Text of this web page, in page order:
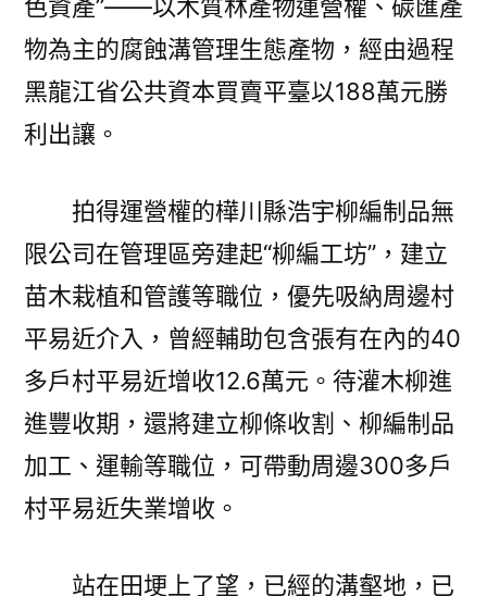
色資產”——以木質林產物運營權、碳匯產
物為主的腐蝕溝管理生態產物，經由過程
黑龍江省公共資本買賣平臺以188萬元勝
利出讓。
拍得運營權的樺川縣浩宇柳編制品無
限公司在管理區旁建起“柳編工坊”，建立
苗木栽植和管護等職位，優先吸納周邊村
平易近介入，曾經輔助包含張有在內的40
多戶村平易近增收12.6萬元。待灌木柳進
進豐收期，還將建立柳條收割、柳編制品
加工、運輸等職位，可帶動周邊300多戶
村平易近失業增收。
站在田埂上了望，已經的溝壑地，已